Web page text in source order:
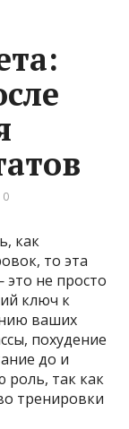
0
как
то эта
это не просто
ключ к
ваших
похудение
до и
роль, так как
тренировки